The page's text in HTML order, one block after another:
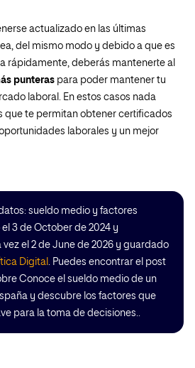
actualizado en las últimas
del mismo modo y debido a que es
rápidamente, deberás mantenerte al
punteras para poder mantener tu
laboral. En estos casos nada
que te permitan obtener certificados
laborales y un mejor
sueldo medio y factores
3 de October de 2024 y
el 2 de June de 2026 y guardado
Digital . Puedes encontrar el post
Conoce el sueldo medio de un
y descubre los factores que
para la toma de decisiones..